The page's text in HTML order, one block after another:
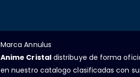
Marca Annulus
Anime Cristaldistribuye de forma
en nuestro catalogo clasificadas con